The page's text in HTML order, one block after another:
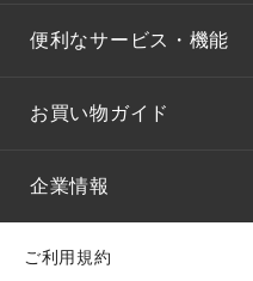
便利なサービス・機能
お買い物ガイド
企業情報
ご利用規約